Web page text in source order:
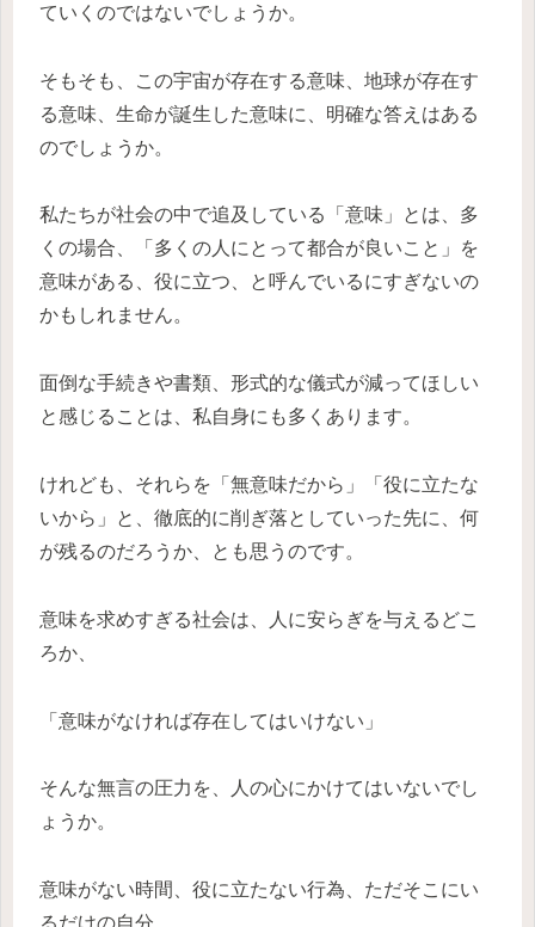
ていくのではないでしょうか。
そもそも、この宇宙が存在する意味、地球が存在す
る意味、生命が誕生した意味に、明確な答えはある
のでしょうか。
私たちが社会の中で追及している「意味」とは、多
くの場合、「多くの人にとって都合が良いこと」を
意味がある、役に立つ、と呼んでいるにすぎないの
かもしれません。
面倒な手続きや書類、形式的な儀式が減ってほしい
と感じることは、私自身にも多くあります。
けれども、それらを「無意味だから」「役に立たな
いから」と、徹底的に削ぎ落としていった先に、何
が残るのだろうか、とも思うのです。
意味を求めすぎる社会は、人に安らぎを与えるどこ
ろか、
「意味がなければ存在してはいけない」
そんな無言の圧力を、人の心にかけてはいないでし
ょうか。
意味がない時間、役に立たない行為、ただそこにい